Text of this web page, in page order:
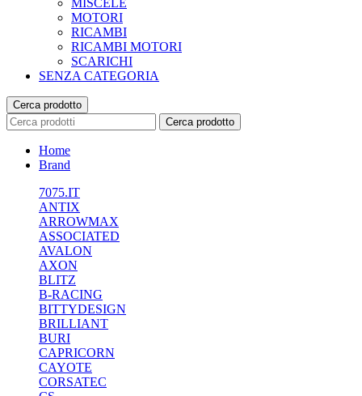
MOTORI
RICAMBI
RICAMBI MOTORI
SCARICHI
SENZA CATEGORIA
Cerca prodotto
Cerca prodotto
Home
Brand
7075.IT
ANTIX
ARROWMAX
ASSOCIATED
AVALON
AXON
BLITZ
B-RACING
BITTYDESIGN
BRILLIANT
BURI
CAPRICORN
CAYOTE
CORSATEC